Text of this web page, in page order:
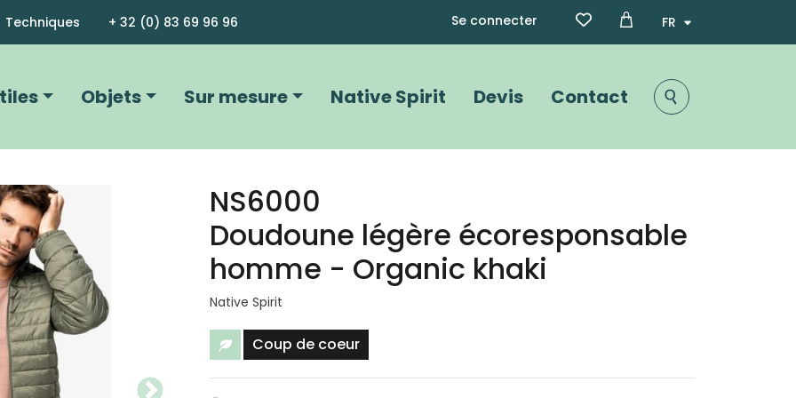
Aller au contenu principal
Techniques + 32 (0) 83 69 96 96 Menu du compte de
Se connecter
principale
Objets Sur mesure Native Spirit Devis Contact
ImageNS6000
Doudoune légère écoresponsable
homme - Organic khaki
Native Spirit
Eco-responsable
Coup de coeur